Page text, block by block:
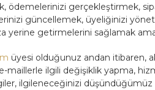
ödemelerinizi gerçekleştirmek,
güncellemek, üyeliğinizi
yerine getirmelerini sağlamak
üyesi olduğunuz andan itibaren,
maillerle ilgili değişiklik yapma,
ilgileneceğinizi düşündüğümüz